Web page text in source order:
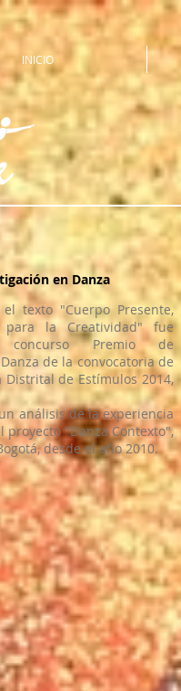
INICIO
en Danza
texto "Cuerpo Presente,
para la Creatividad" fue
Premio de
de la convocatoria de
Distrital de Estímulos 2014,
análisis de la experiencia
proyecto "Danza Contexto",
desde el año 2010.